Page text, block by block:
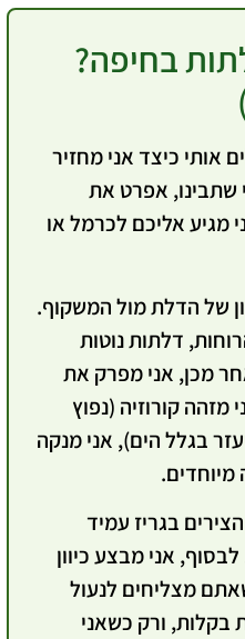
בחיפה?
אותי כיצד אני מחזיר
אפרט את
מגיע אליכם לכרמל או
של הדלת מול המשקוף.
דלתות נוטות
מכן, אני מפרק את
קורוזיה (נפוץ
בגלל הים), אני מנקה
בגריז עמיד
לבסוף, אני מבצע כיוון
מצליחים לנעול
ורק כשאני